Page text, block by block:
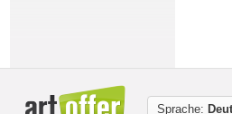
Sprache: